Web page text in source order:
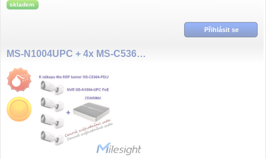
skladem
Přihlásit se
MS-N1004UPC + 4x MS-C5364-PD/J